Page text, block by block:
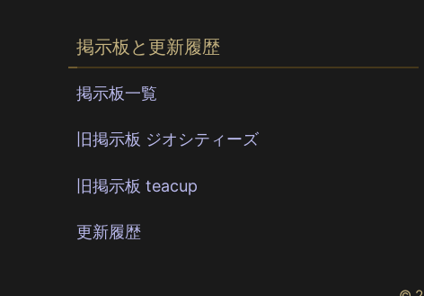
掲示板と更新履歴
掲示板一覧
旧掲示板 ジオシティーズ
旧掲示板 teacup
更新履歴